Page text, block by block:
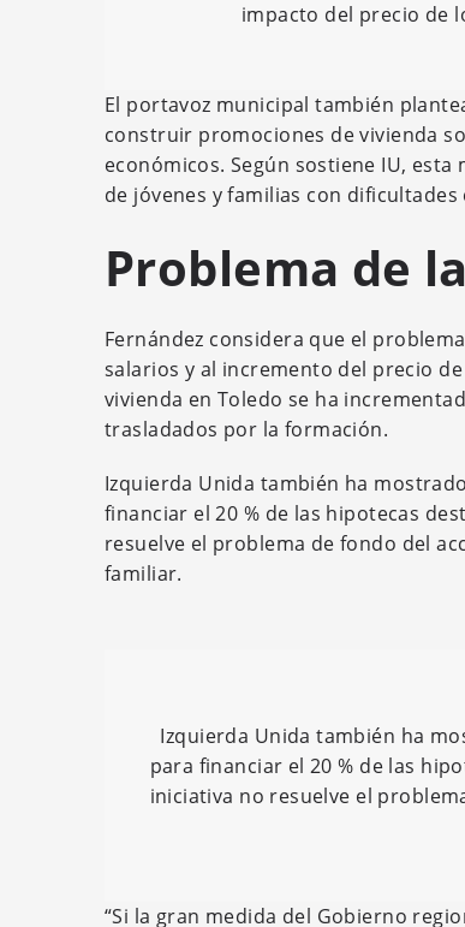
impacto del precio de
El portavoz municipal también
construir promociones de vivienda
económicos. Según sostiene IU,
de jóvenes y familias con dificultades
Problema de
Fernández considera que el
salarios y al incremento del precio
vivienda en Toledo se ha
trasladados por la formación.
Izquierda Unida también ha
financiar el 20 % de las hipotecas
resuelve el problema de fondo del
familiar.
Izquierda Unida también ha
para financiar el 20 % de las
iniciativa no resuelve el
“Si la gran medida del Gobierno